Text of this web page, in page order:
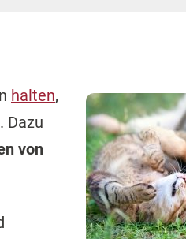
halten,
Dazu
von